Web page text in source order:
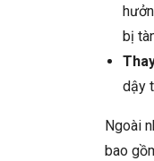
bị
dậy
Ngoài
bao